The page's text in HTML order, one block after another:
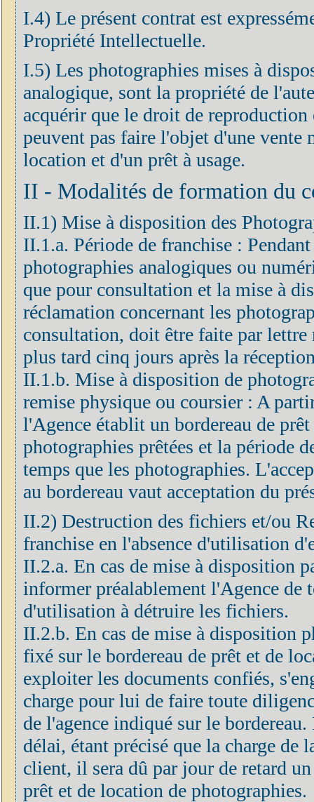
I.4) Le présent contrat est
Propriété Intellectuelle.
I.5) Les photographies mises à
analogique, sont la propriété de
acquérir que le droit de
peuvent pas faire l'objet d'une vente
location et d'un prêt à usage.
II - Modalités de formation du
II.1) Mise à disposition des
II.1.a. Période de franchise :
photographies analogiques ou
que pour consultation et la mise à
réclamation concernant les
consultation, doit être faite par lettre
plus tard cinq jours après la
II.1.b. Mise à disposition de
remise physique ou coursier : A
l'Agence établit un bordereau de
photographies prêtées et la période
temps que les photographies.
au bordereau vaut acceptation du
II.2) Destruction des fichiers et/ou
franchise en l'absence d'utilisation
II.2.a. En cas de mise à disposition
informer préalablement l'Agence de
d'utilisation à détruire les fichiers.
II.2.b. En cas de mise à disposition
fixé sur le bordereau de prêt et de
exploiter les documents confiés,
charge pour lui de faire toute
de l'agence indiqué sur le
délai, étant précisé que la charge de
client, il sera dû par jour de retard
prêt et de location de photographies.